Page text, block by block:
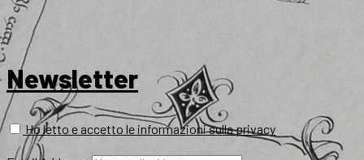
Newsletter
Ho letto e accetto le informazioni sulla privacy